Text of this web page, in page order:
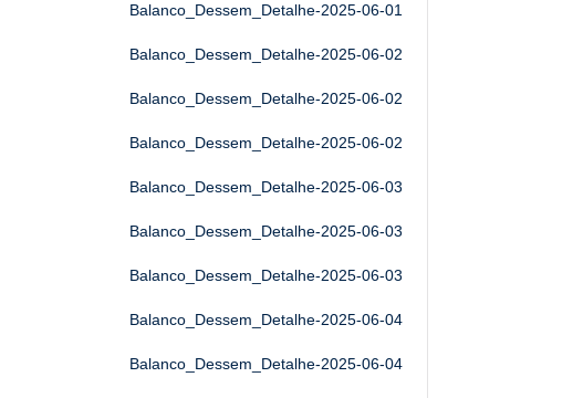
Balanco_Dessem_Detalhe-2025-06-01
Balanco_Dessem_Detalhe-2025-06-02
Balanco_Dessem_Detalhe-2025-06-02
Balanco_Dessem_Detalhe-2025-06-02
Balanco_Dessem_Detalhe-2025-06-03
Balanco_Dessem_Detalhe-2025-06-03
Balanco_Dessem_Detalhe-2025-06-03
Balanco_Dessem_Detalhe-2025-06-04
Balanco_Dessem_Detalhe-2025-06-04